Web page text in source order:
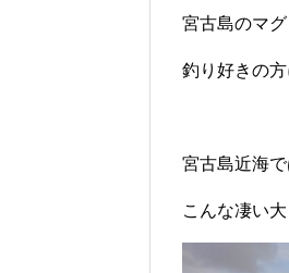
宮古島のマグ
釣り好きの方
宮古島近海で
こんな凄い